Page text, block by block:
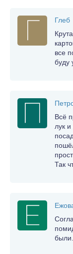
Глеб
все
буду
Всё
лук
Так